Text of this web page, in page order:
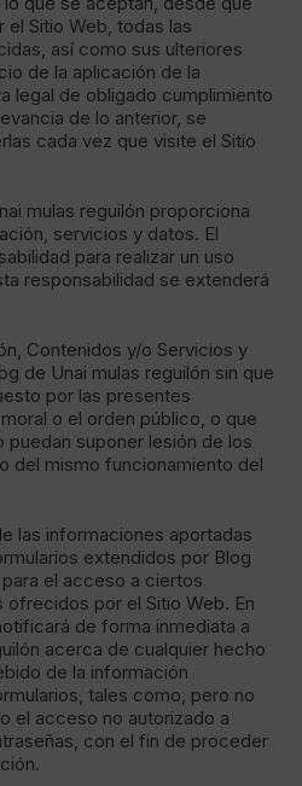
el Sitio Web, todas las
así como sus ulteriores
de la aplicación de la
legal de obligado cumplimiento
de lo anterior, se
cada vez que visite el Sitio
mulas reguilón proporciona
servicios y datos. El
para realizar un uso
responsabilidad se extenderá
Contenidos y/o Servicios y
de Unai mulas reguilón sin que
por las presentes
o el orden público, o que
suponer lesión de los
del mismo funcionamiento del
las informaciones aportadas
extendidos por Blog
el acceso a ciertos
ofrecidos por el Sitio Web. En
de forma inmediata a
acerca de cualquier hecho
de la información
tales como, pero no
el acceso no autorizado a
con el fin de proceder